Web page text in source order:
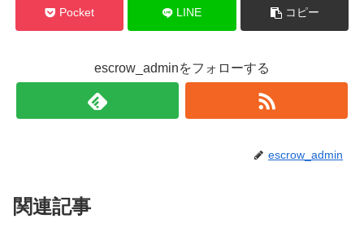
Pocket LINE コピー
escrow_adminをフォローする
escrow_admin
関連記事